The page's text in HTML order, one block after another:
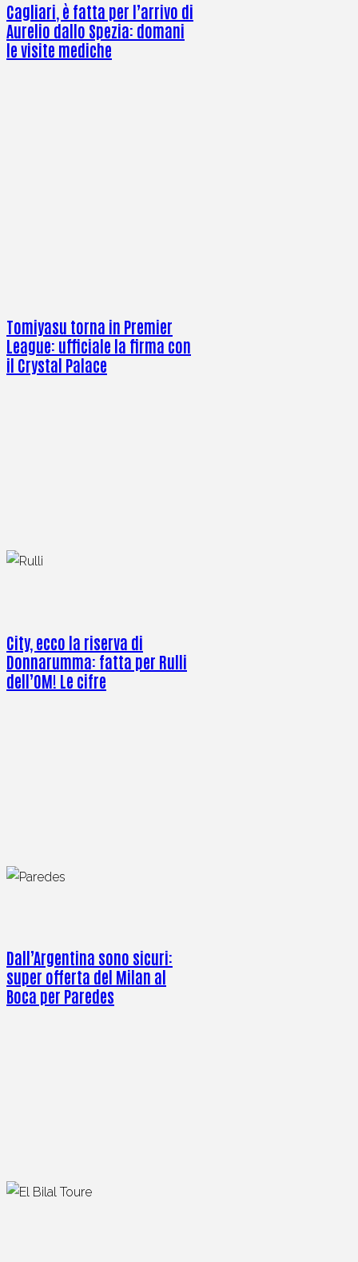
Cagliari, è fatta per l’arrivo di
Aurelio dallo Spezia: domani
le visite mediche
Tomiyasu torna in Premier
League: ufficiale la firma con
il Crystal Palace
City, ecco la riserva di
Donnarumma: fatta per Rulli
dell’OM! Le cifre
Dall’Argentina sono sicuri:
super offerta del Milan al
Boca per Paredes